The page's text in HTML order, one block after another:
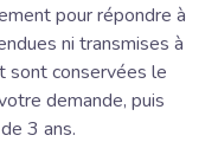
pour répondre à
ni transmises à
sont conservées le
demande, puis
3 ans.